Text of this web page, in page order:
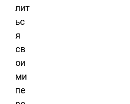
лит
ьс
я
св
ои
ми
пе